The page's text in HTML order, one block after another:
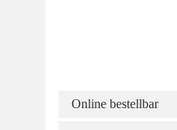
Online bestellbar